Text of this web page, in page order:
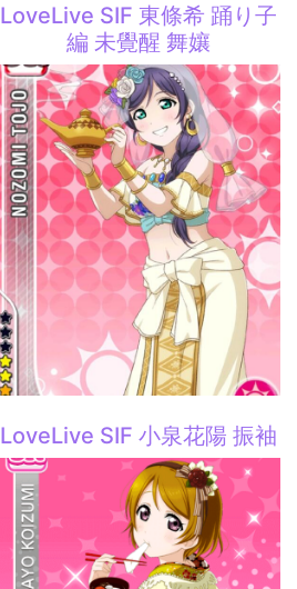
LoveLive SIF 東條希 踊り子
編 未覺醒 舞孃
LoveLive SIF 小泉花陽 振袖